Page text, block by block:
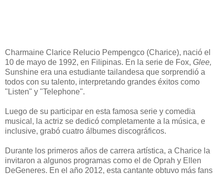
Charmaine Clarice Relucio Pempengco (Charice), nació el
10 de mayo de 1992, en Filipinas. En la serie de Fox, Glee,
Sunshine era una estudiante tailandesa que sorprendió a
todos con su talento, interpretando grandes éxitos como
"Listen" y "Telephone".
Luego de su participar en esta famosa serie y comedia
musical, la actriz se dedicó completamente a la música, e
inclusive, grabó cuatro álbumes discográficos.
Durante los primeros años de carrera artística, a Charice la
invitaron a algunos programas como el de Oprah y Ellen
DeGeneres. En el año 2012, esta cantante obtuvo más fans